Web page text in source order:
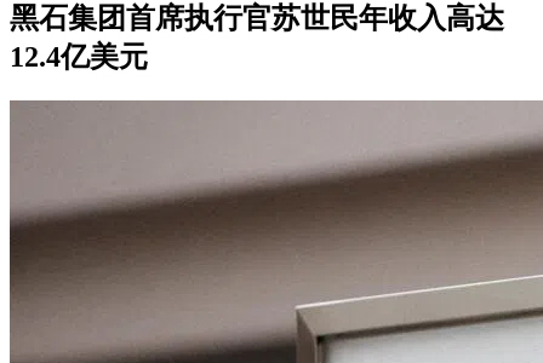
黑石集团首席执行官苏世民年收入高达
12.4亿美元